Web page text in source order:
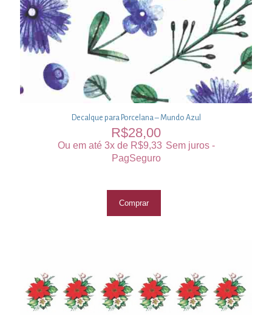
Decalque para Porcelana – Mundo Azul
R$28,00
Ou em até 3x de R$9,33 Sem juros -
PagSeguro
Comprar